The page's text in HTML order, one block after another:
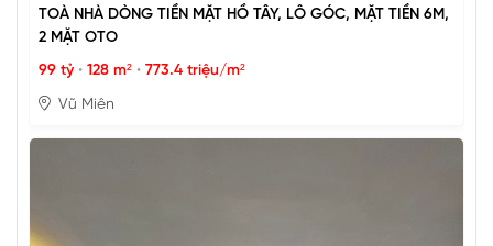
TOÀ NHÀ DÒNG TIỀN MẶT HỒ TÂY, LÔ GÓC, MẶT TIỀN 6M,
2 MẶT OTO
99 tỷ • 128 m² • 773.4 triệu/m²
Vũ Miên